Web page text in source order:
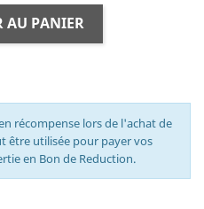
AU PANIER
récompense lors de l'achat de
être utilisée pour payer vos
en Bon de Reduction.